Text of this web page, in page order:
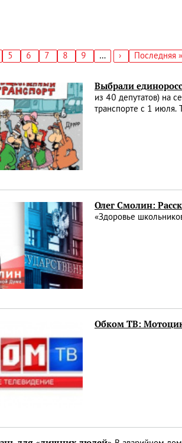
Страница
5 Страница
6 Страница
7 Страница
8 Страница
9 …
Следующая
›
Последняя
Последняя »
Выбрали
из 40 депутатов) на
транспорте с 1 июля.
Олег Смолин:
«Здоровье
Обком ТВ: